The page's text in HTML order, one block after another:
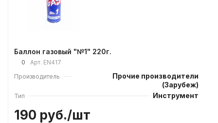
Баллон газовый "№1" 220г.
0 Арт. EN417
Производитель
Прочие производители
(Зарубеж)
Тип Инструмент
190 руб./шт